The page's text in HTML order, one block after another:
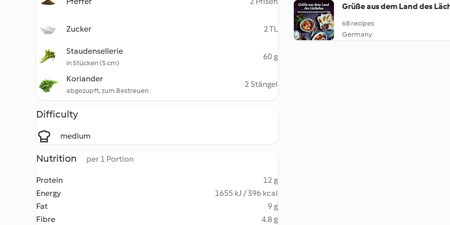
Zucker 2 TL
Staudensellerie
in Stücken (5 cm)
60 g
Koriander
abgezupft, zum Bestreuen
2 Stängel
Difficulty
medium
Nutrition per 1 Portion
Protein
12 g
Energy
1655 kJ / 396 kcal
Fat
9 g
Fibre
4.8 g
Grüße aus dem Land des
68 recipes
Germany